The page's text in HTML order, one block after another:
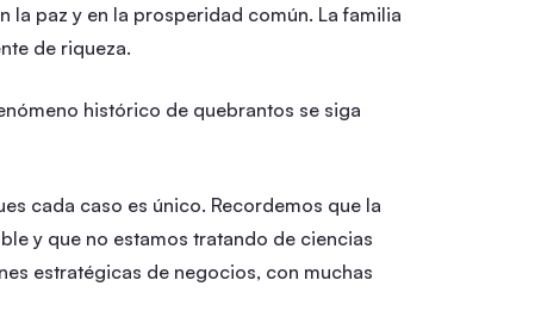
la paz y en la prosperidad común. La familia
de riqueza.
histórico de quebrantos se siga
cada caso es único. Recordemos que la
y que no estamos tratando de ciencias
estratégicas de negocios, con muchas